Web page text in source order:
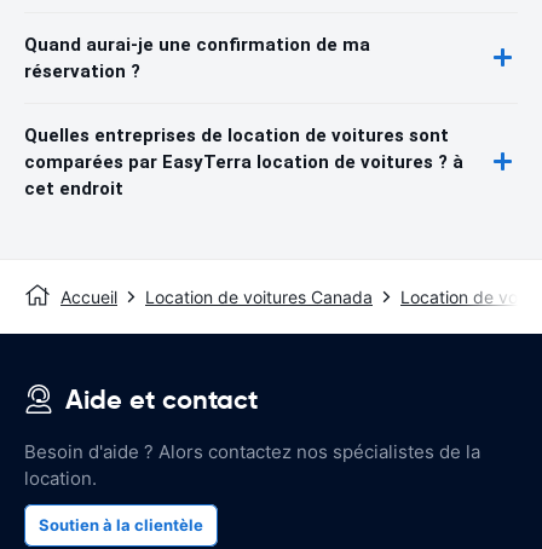
Quand aurai-je une confirmation de ma
réservation ?
Quelles entreprises de location de voitures sont
comparées par EasyTerra location de voitures ? à
cet endroit
Accueil Location de voitures Canada Location de
Aide et contact
Besoin d'aide ? Alors contactez nos spécialistes de la
location.
Soutien à la clientèle